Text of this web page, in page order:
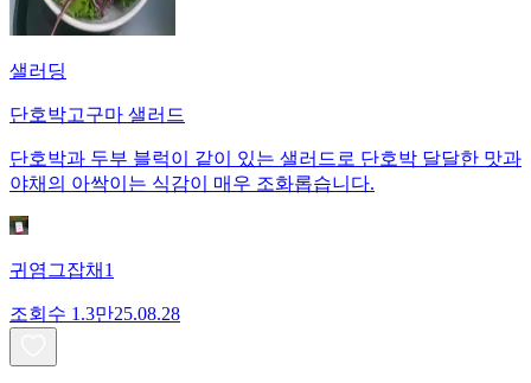
샐러딩
단호박고구마 샐러드
단호박과 두부 블럭이 같이 있는 샐러드로 단호박 달달한 맛과
야채의 아싹이는 식감이 매우 조화롭습니다.
귀염그잡채1
조회수 1.3만25.08.28